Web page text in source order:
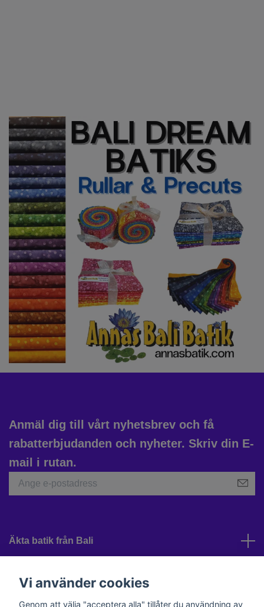
Anmäl dig till vårt nyhetsbrev och få
rabatterbjudanden och nyheter. Skriv din E-
mail i rutan.
Äkta batik från Bali
Vi använder cookies
Genom att välja "acceptera alla" tillåter du användning av